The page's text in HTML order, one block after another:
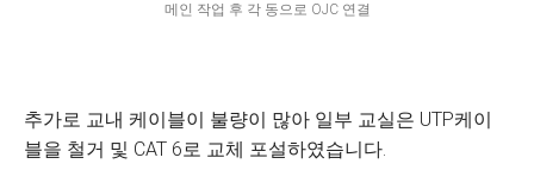
메인 작업 후 각 동으로 OJC 연결
추가로 교내 케이블이 불량이 많아 일부 교실은 UTP케이
블을 철거 및 CAT 6로 교체 포설하였습니다.